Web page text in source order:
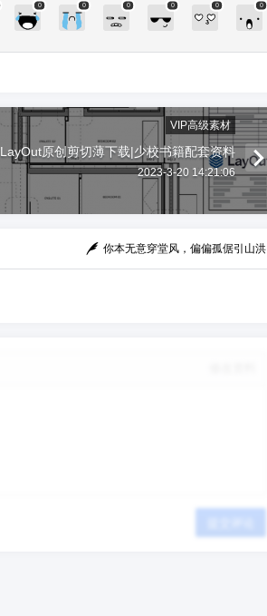
0 0 0 0 0 0
VIP高级素材
LayOut原创剪切薄下载|少校书籍配套资料
2023-3-20 14:21:06
你本无意穿堂风，偏偏孤倨引山洪